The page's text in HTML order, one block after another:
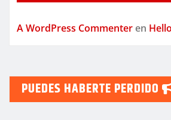
A WordPress Commenter en
PUEDES HABERTE PERDIDO